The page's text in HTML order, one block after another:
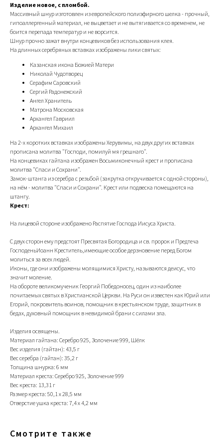
Изделие новое, с пломбой.
Массивный шнур изготовлен из европейского полиэфирного шелка - прочный,
гипоаллергенный материал, не выцветает и не вытягивается со временем, не
боится перепада температур и не ворсится.
Шнур прочно зажат внутри концевиков без использования клея.
На длинных серебряных вставках изображены лики святых:
Казанская икона Божией Матери
Николай Чудотворец
Серафим Саровский
Сергий Радонежский
Ангел Хранитель
Матрона Московская
Архангел Гавриил
Архангел Михаил
На 2-х коротких вставках изображены Херувимы, на двух других вставках
прописана молитва "Господи, помилуй мя грешнаго".
На концевиках гайтана изображен Восьмиконечный крест и прописана
молитва "Спаси и Сохрани".
Замок-штанга из серебра с резьбой (закрутка откручивается с одной стороны),
на нём - молитва "Спаси и Сохрани". Крест или подвеска помещаются на
штангу.
Крест:
На лицевой стороне изображено Распятие Господа Иисуса Христа.
С двух сторон ему предстоят Пресвятая Богородица и св. пророк и Предтеча
ГосподеньИоанн Креститель,имеющие особое дерзновение перед Богом
молиться за всех людей.
Иконы, где они изображены молящимися Христу, называются деисус, что
значит моление.
На обороте великомученик Георгий Победоносец, один из наиболее
почитаемых святых в Христианской Церкви. На Руси он известен как Юрий или
Егорий, покровитель воинов, помощник в крестьянском труде, защитник в
бедах, духовный помощник в невидимой брани с силами зла.
Изделия освящены.
Материал гайтана: Серебро 925, Золочение 999, Шёлк
Вес изделия (гайтан): 43,5 г
Вес серебра (гайтан): 35,2 г
Толщина шнурка: 6 мм
Материал креста: Серебро 925, Золочение 999
Вес креста: 13,31 г
Размер креста: 50,1 х 28,5 мм
Отверстие ушка креста: 7,4 х 4,2 мм
Смотрите также
© 2019-2026 Русские Мастерские
Договор оферта
Политика конфиденциальности
Обмен и возврат
Доставка и оплата
ОГРНИП: 319527500128352
Контакты: